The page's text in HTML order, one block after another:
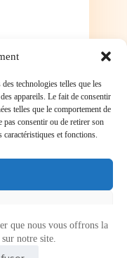
technologies telles que les
appareils. Le fait de consentir
telles que le comportement de
consentir ou de retirer son
caractéristiques et fonctions.
que nous vous offrons la
notre site.
commentaire.